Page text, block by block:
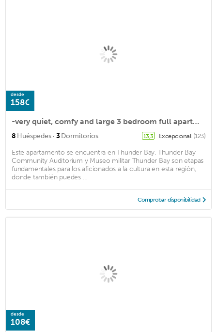
desde
158€
-very quiet, comfy and large 3 bedroom full apartment-family & pet friendly
8 Huéspedes · 3Dormitorios 13,3 Excepcional (123)
Este apartamento se encuentra en Thunder Bay. Thunder Bay
Community Auditorium y Museo militar Thunder Bay son etapas
fundamentales para los aficionados a la cultura en esta región,
donde también puedes ...
Comprobar disponibilidad
desde
108€